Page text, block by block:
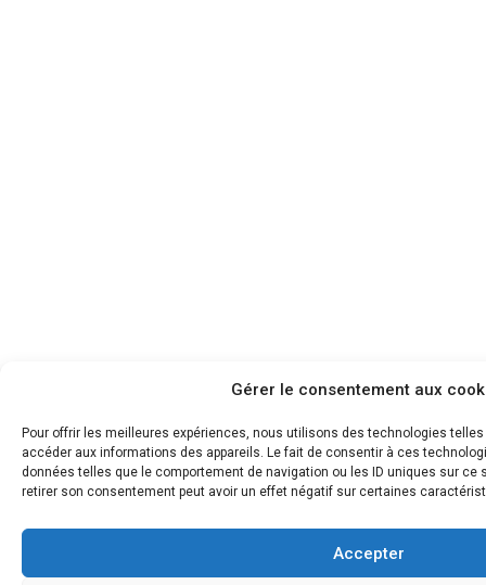
Gérer le consentement aux
Pour offrir les meilleures expériences, nous utilisons des technologies
accéder aux informations des appareils. Le fait de consentir à ces
données telles que le comportement de navigation ou les ID uniques sur ce
retirer son consentement peut avoir un effet négatif sur certaines
Accepter